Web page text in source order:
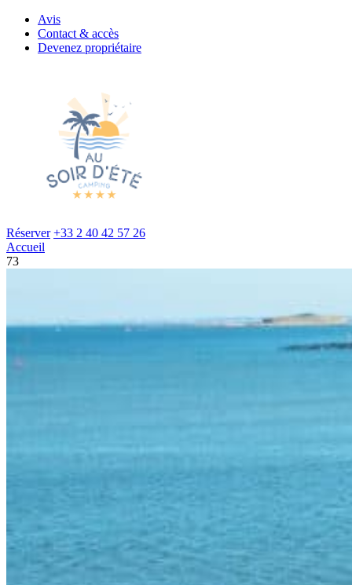
Avis
Contact & accès
Devenez propriétaire
Réserver +33 2 40 42 57 26
Accueil
73